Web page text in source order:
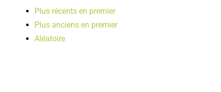
Plus récents en premier
Plus anciens en premier
Aléatoire